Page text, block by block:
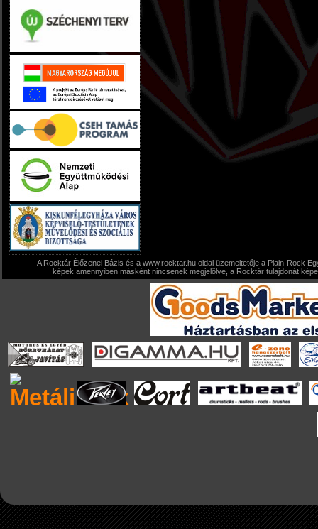
A Rocktár Élőzenei Bázis és a www.rocktar.hu oldal üzemeltetője a Plain-Rock
képek amennyiben másként nincsenek megjelölve, a Rocktár tulajdonát